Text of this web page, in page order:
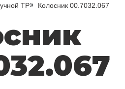
ТР
Колосник 00.7032.067